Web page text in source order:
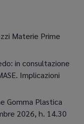
Materie Prime
in consultazione
Implicazioni
Gomma Plastica
2026, h. 14.30